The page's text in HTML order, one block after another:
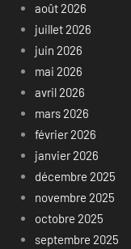
août 2026
juillet 2026
juin 2026
mai 2026
avril 2026
mars 2026
février 2026
janvier 2026
décembre 2025
novembre 2025
octobre 2025
septembre 2025